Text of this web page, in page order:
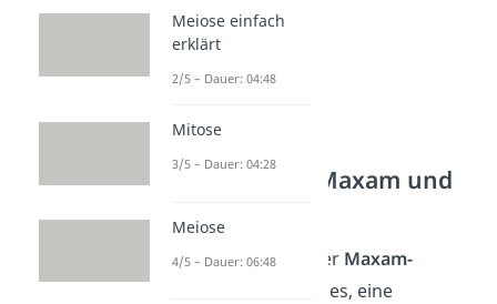
Methode von Maxam und
Das Grundprinzip der Maxam-
ist es, eine
Meiose einfach
erklärt
2/5 – Dauer: 04:48
Mitose
3/5 – Dauer: 04:28
Meiose
4/5 – Dauer: 06:48